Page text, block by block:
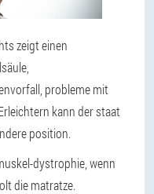
zeigt einen
probleme mit
kann der staat
position.
dystrophie, wenn
die matratze.